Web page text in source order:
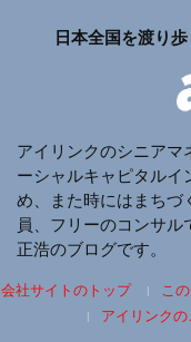
日本全国を渡り
アイリンクのシニアマ
ーシャルキャピタルイ
め、また時にはまちづ
員、フリーのコンサ
正浩のブログです。
会社サイトのトップ こ
アイリンクの